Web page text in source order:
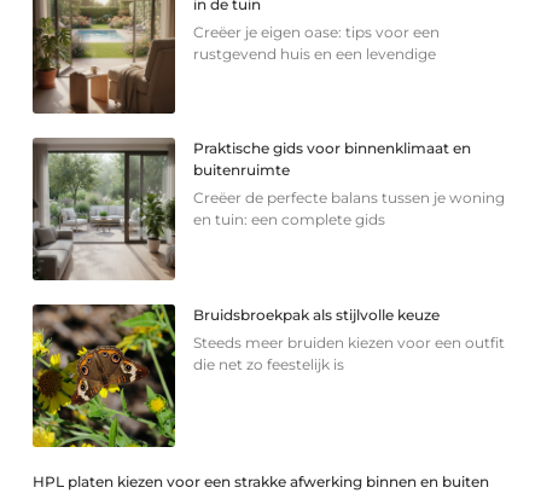
in de tuin
Creëer je eigen oase: tips voor een
rustgevend huis en een levendige
Praktische gids voor binnenklimaat en
buitenruimte
Creëer de perfecte balans tussen je woning
en tuin: een complete gids
Bruidsbroekpak als stijlvolle keuze
Steeds meer bruiden kiezen voor een outfit
die net zo feestelijk is
HPL platen kiezen voor een strakke afwerking binnen en buiten